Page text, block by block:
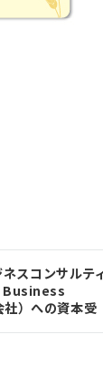
スコンサルテ
Business
）への資本受